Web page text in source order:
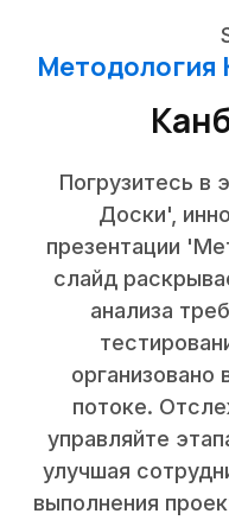
Методология
Погрузитесь в
Доски',
презентации
слайд
анализа
организовано
потоке.
управляйте
улучшая
выполнения